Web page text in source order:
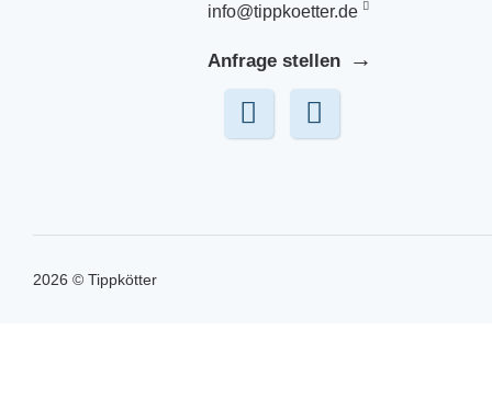
info@tippkoetter.de
Anfrage stellen
2026 © Tippkötter